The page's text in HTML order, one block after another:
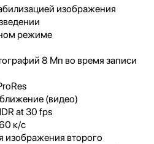
изображения
режиме
8 Мп во время записи
(видео)
at 30 fps
к/с
изображения второго